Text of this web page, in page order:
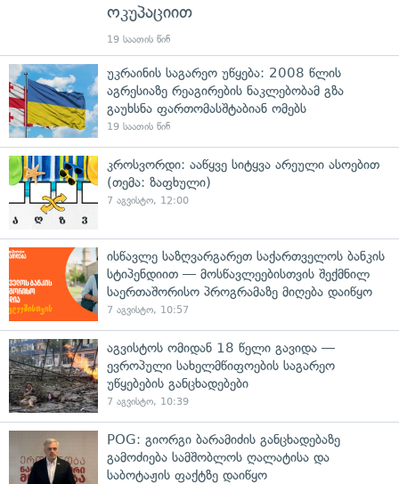
ოკუპაციით
19 საათის წინ
უკრაინის საგარეო უწყება: 2008 წლის
აგრესიაზე რეაგირების ნაკლებობამ გზა
გაუხსნა ფართომასშტაბიან ომებს
19 საათის წინ
კროსვორდი: ააწყვე სიტყვა არეული ასოებით
(თემა: ზაფხული)
7 აგვისტო, 12:00
ისწავლე საზღვარგარეთ საქართველოს ბანკის
სტიპენდიით — მოსწავლეებისთვის შექმნილ
საერთაშორისო პროგრამაზე მიღება დაიწყო
7 აგვისტო, 10:57
აგვისტოს ომიდან 18 წელი გავიდა —
ევროპული სახელმწიფოების საგარეო
უწყებების განცხადებები
7 აგვისტო, 10:39
POG: გიორგი ბარამიძის განცხადებაზე
გამოძიება სამშობლოს ღალატისა და
საბოტაჟის ფაქტზე დაიწყო